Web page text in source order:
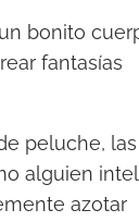
bonito
fantasías
peluche, las
alguien
azotar